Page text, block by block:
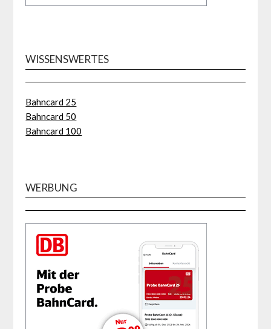
WISSENSWERTES
Bahncard 25
Bahncard 50
Bahncard 100
WERBUNG